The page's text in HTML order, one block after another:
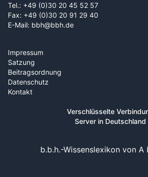
Tel.: +49 (0)30 20 45 52 57
Fax: +49 (0)30 20 91 29 40
E-Mail: bbh@bbh.de
Impressum
Satzung
Beitragsordnung
Datenschutz
Kontakt
Verschlüsselte
Server in Deutschland
b.b.h.-Wissenslexikon von A